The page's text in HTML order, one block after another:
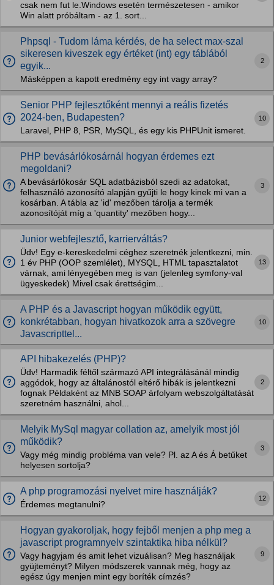
csak nem fut le.Windows esetén természetesen - amikor
Win alatt próbáltam - az 1. sort...
Phpsql - Tudom láma kérdés, de ha select max-szal
sikeresen kiveszek egy értéket (int) egy táblából
egyik...
Másképpen a kapott eredmény egy int vagy array?
2
Senior PHP fejlesztőként mennyi a reális fizetés
2024-ben, Budapesten?
Laravel, PHP 8, PSR, MySQL, és egy kis PHPUnit ismeret.
10
PHP bevásárlókosárnál hogyan érdemes ezt
megoldani?
A bevásárlókosár SQL adatbázisból szedi az adatokat,
felhasználó azonosító alapján gyűjti le hogy kinek mi van a
kosárban. A tábla az 'id' mezőben tárolja a termék
azonosítóját míg a 'quantity' mezőben hogy...
3
Junior webfejlesztő, karrierváltás?
Üdv! Egy e-kereskedelmi céghez szeretnék jelentkezni, min.
1 év PHP (OOP szemlélet), MYSQL, HTML tapasztalatot
várnak, ami lényegében meg is van (jelenleg symfony-val
ügyeskedek) Mivel csak érettségim...
13
A PHP és a Javascript hogyan működik együtt,
konkrétabban, hogyan hivatkozok arra a szövegre
Javascripttel...
10
API hibakezelés (PHP)?
Üdv! Harmadik féltől származó API integrálásánál mindig
aggódok, hogy az általánostól eltérő hibák is jelentkezni
fognak Példaként az MNB SOAP árfolyam webszolgáltatását
szeretném használni, ahol...
2
Melyik MySql magyar collation az, amelyik most jól
működik?
Vagy még mindig probléma van vele? Pl. az A és Á betűket
helyesen sortolja?
3
A php programozási nyelvet mire használják?
Érdemes megtanulni?
12
Hogyan gyakoroljak, hogy fejből menjen a php meg a
javascript programnyelv szintaktika hiba nélkül?
Vagy hagyjam és amit lehet vizuálisan? Meg használjak
gyüjteményt? Milyen módszerek vannak még, hogy az
egész úgy menjen mint egy boríték címzés?
9